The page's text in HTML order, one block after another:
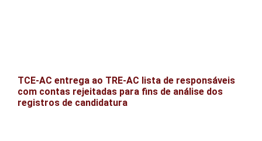
TCE-AC entrega ao TRE-AC lista de responsáveis
com contas rejeitadas para fins de análise dos
registros de candidatura